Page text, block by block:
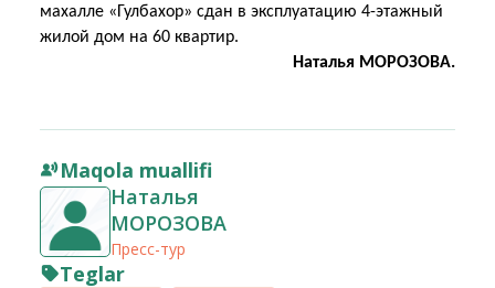
махалле «Гулбахор» сдан в эксплуатацию 4-этажный
жилой дом на 60 квартир.
Наталья МОРОЗОВА.
Maqola muallifi
Наталья
МОРОЗОВА
Пресс-тур
Teglar